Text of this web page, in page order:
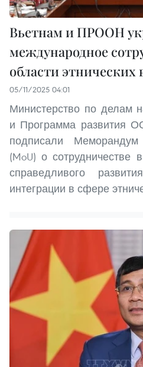
Вьетнам и ПРООН
международное
области этнических
05/11/2025 04:01
Министерство по делам
и Программа развития
подписали
(MoU) о сотрудничестве
справедливого
интеграции в сфере